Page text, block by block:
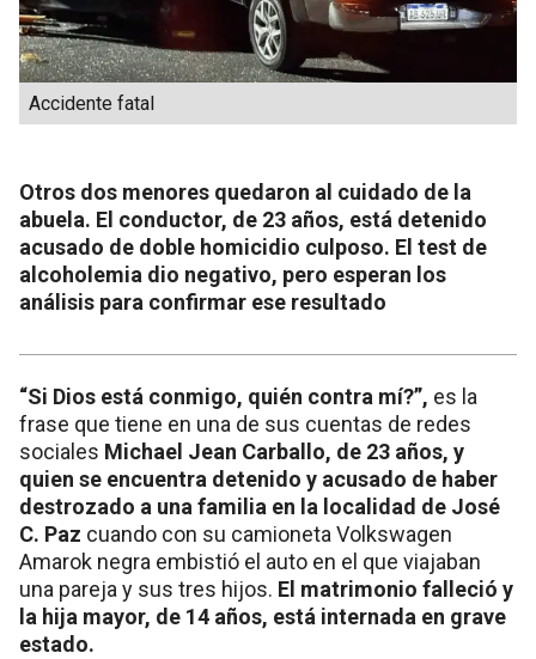
Accidente fatal
Otros dos menores quedaron al cuidado de la
abuela. El conductor, de 23 años, está detenido
acusado de doble homicidio culposo. El test de
alcoholemia dio negativo, pero esperan los
análisis para confirmar ese resultado
“Si Dios está conmigo, quién contra mí?”, es la
frase que tiene en una de sus cuentas de redes
sociales Michael Jean Carballo, de 23 años, y
quien se encuentra detenido y acusado de haber
destrozado a una familia en la localidad de José
C. Paz cuando con su camioneta Volkswagen
Amarok negra embistió el auto en el que viajaban
una pareja y sus tres hijos. El matrimonio falleció y
la hija mayor, de 14 años, está internada en grave
estado.